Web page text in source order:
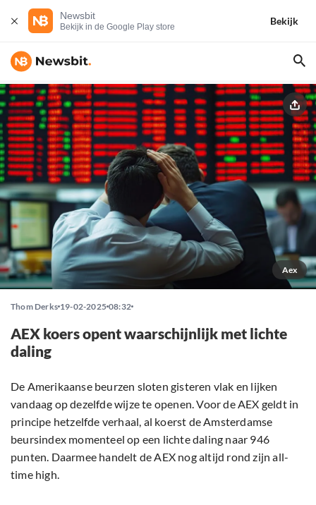
Newsbit
Bekijk in de Google Play store
Bekijk
Aex
Thom Derks 19-02-2025 08:32
AEX koers opent waarschijnlijk met lichte
daling
De Amerikaanse beurzen sloten gisteren vlak en lijken
vandaag op dezelfde wijze te openen. Voor de AEX geldt in
principe hetzelfde verhaal, al koerst de Amsterdamse
beursindex momenteel op een lichte daling naar 946
punten. Daarmee handelt de AEX nog altijd rond zijn all-
time high.